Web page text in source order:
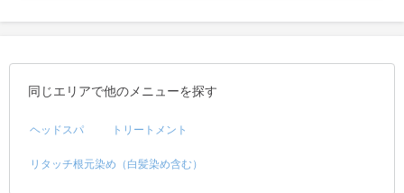
同じエリアで他のメニューを探す
ヘッドスパ トリートメント
リタッチ根元染め（白髪染め含む）